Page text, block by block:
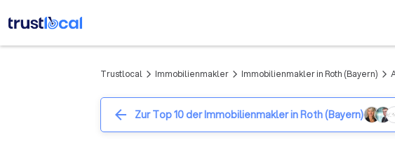
Trustlocal arrow_forward_ios Immobilienmakler arrow_forward_ios Immobilienmakler in Roth (Bayern) arrow_forward_ios
arrow_back Zur Top 10 der Immobilienmakler in Roth (Bayern)